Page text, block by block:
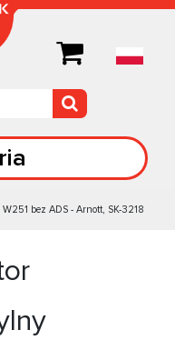
bez ADS - Arnott, SK-3218